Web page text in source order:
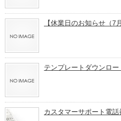
【休業日のお知らせ（7
テンプレートダウンロ
カスタマーサポート電